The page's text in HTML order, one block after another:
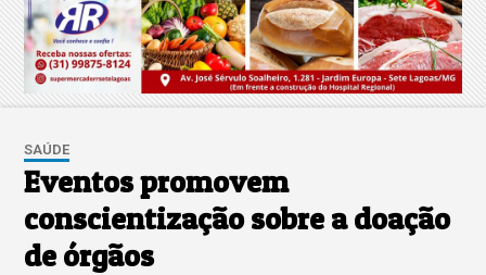
SAÚDE
Eventos promovem
conscientização sobre a doação
de órgãos